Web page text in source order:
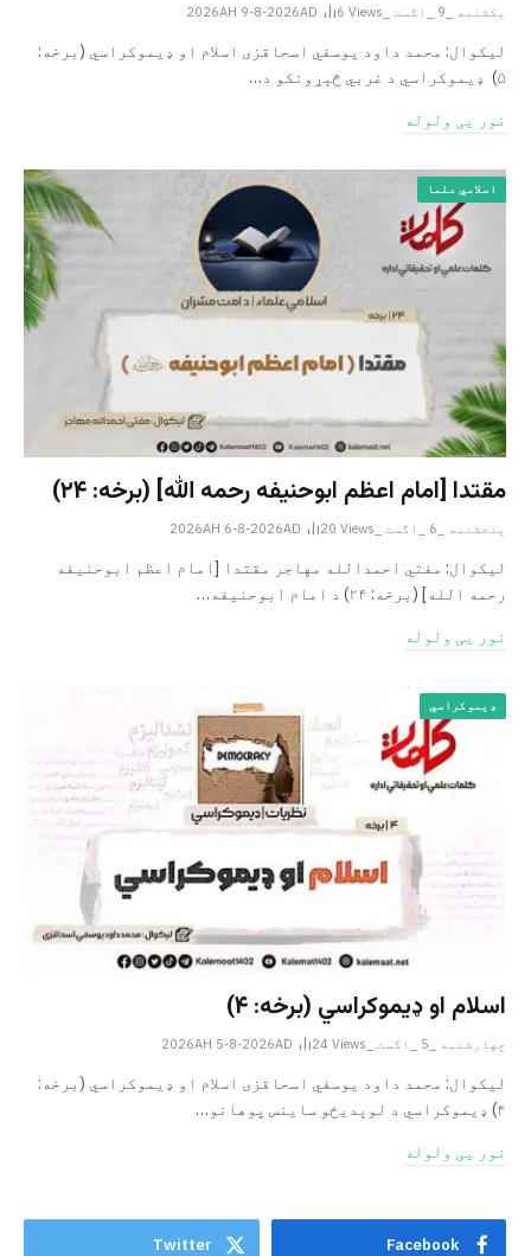
یکشنبه _9 _اگست _2026AH 9-8-2026AD 6 Views
لیکوال: محمد داود یوسفي اسحاقزی اسلام او ډیموکراسي (برخه:
۵) ډیموکراسي د غربي څېړونکو د…
نور یی ولوله
اسلامي علما
مقتدا [امام اعظم ابوحنیفه رحمه الله‎] (برخه: ۲۴)
پنجشنبه _6 _اگست _2026AH 6-8-2026AD 20 Views
لیکوال: مفتي احمدالله مهاجر مقتدا [امام اعظم ابوحنیفه
رحمه الله‎] (برخه: ۲۴) د امام ابوحنيفه…
نور یی ولوله
ډیموکراسي
اسلام او ډیموکراسي (برخه: ۴)
چهارشنبه _5 _اگست _2026AH 5-8-2026AD 24 Views
لیکوال: محمد داود یوسفي اسحاقزی اسلام او ډیموکراسي (برخه:
۴) ډیموکراسي د لوېدیځو ساینس پوهانو…
نور یی ولوله
Facebook
Twitter